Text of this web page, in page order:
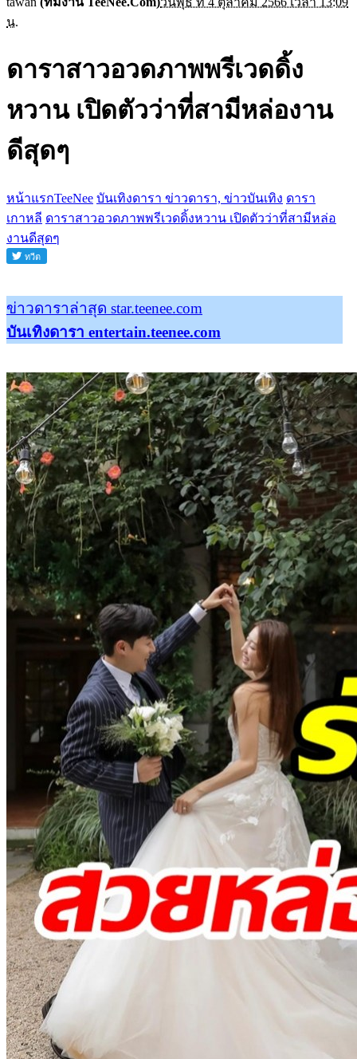
น.
ดาราสาวอวดภาพพรีเวดดิ้ง
หวาน เปิดตัวว่าที่สามีหล่องาน
ดีสุดๆ
หน้าแรกTeeNee บันเทิงดารา ข่าวดารา, ข่าวบันเทิง ดารา
เกาหลี ดาราสาวอวดภาพพรีเวดดิ้งหวาน เปิดตัวว่าที่สามีหล่อ
งานดีสุดๆ
ข่าวดาราล่าสุด star.teenee.com
บันเทิงดารา entertain.teenee.com